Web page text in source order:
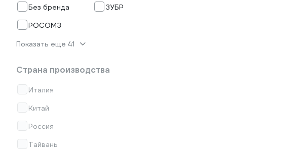
Без бренда
ЗУБР
РОСОМЗ
Показать еще 41
Страна производства
Италия
Китай
Россия
Тайвань